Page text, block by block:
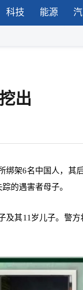
科技 能源
出
绑架6名中国人，其
的遇害者母子。
及其11岁儿子。警方